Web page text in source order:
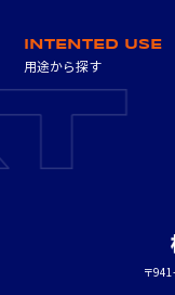
INTENTED USE
用途から探す
〒